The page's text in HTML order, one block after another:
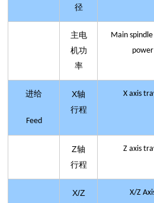
径
主电
机功
率
Main
power
进给
Feed
X轴
行程
X axis
Z轴
行程
Z axis
X/Z X/Z